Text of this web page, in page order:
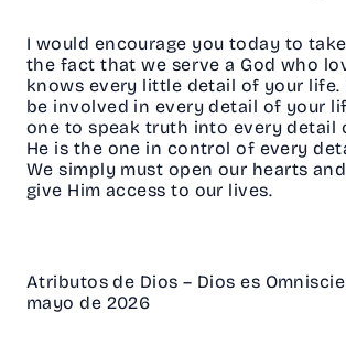
I would encourage you today to
the fact that we serve a God who
knows every little detail of your life.
be involved in every detail of your
one to speak truth into every detail
He is the one in control of every
We simply must open our hearts
give Him access to our lives.
Atributos de Dios – Dios es
mayo de 2026